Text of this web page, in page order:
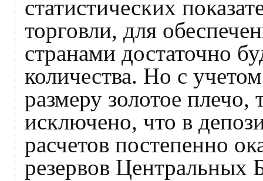
статистических
торговли, для
странами достаточно
количества. Но с
размеру золотое
исключено, что в
расчетов постепенно
резервов Центральных